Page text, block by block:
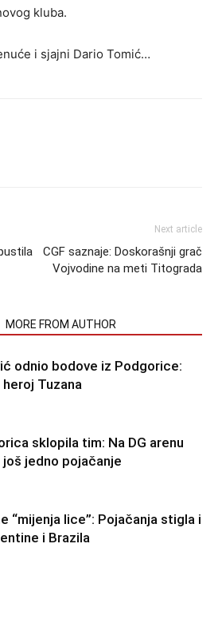
kluba.
i sjajni Dario Tomić…
Next article
CGF saznaje: Doskorašnji grač
Vojvodine na meti Titograda
MORE FROM AUTHOR
odnio bodove iz Podgorice:
Tuzana
sklopila tim: Na DG arenu
jedno pojačanje
“mijenja lice”: Pojačanja stigla i
i Brazila